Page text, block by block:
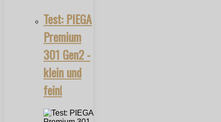
Test: PIEGA
Premium
301 Gen2 -
klein und
fein!